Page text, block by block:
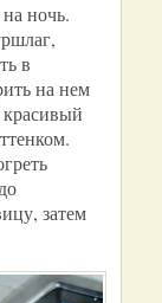
ночь.
в
на нем
затем